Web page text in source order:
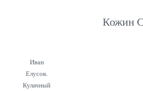
Кожин
Иван
Елусов.
Кулачный